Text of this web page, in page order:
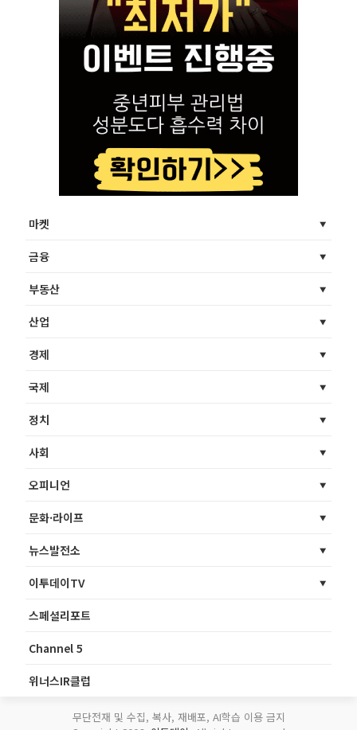
마켓
금융
부동산
산업
경제
국제
정치
사회
오피니언
문화·라이프
뉴스발전소
이투데이TV
스페셜리포트
Channel 5
위너스IR클럽
무단전재 및 수집, 복사, 재배포, AI학습 이용 금지